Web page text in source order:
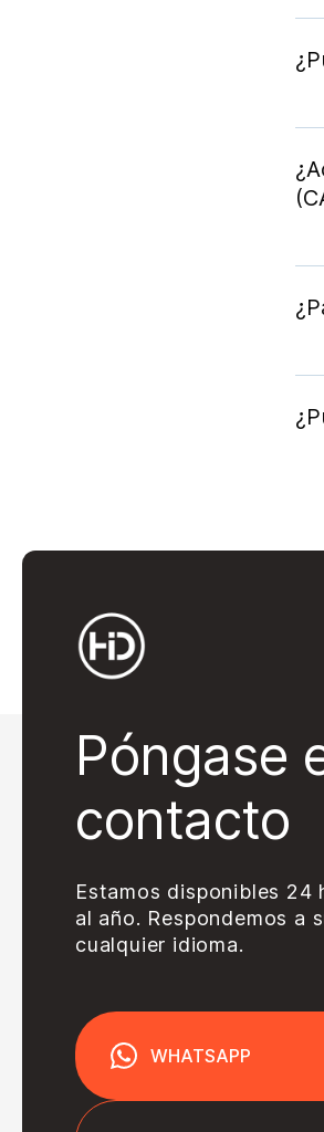
Póngase
contacto
Estamos disponibles 24
al año. Respondemos a
cualquier idioma.
WHATSAPP